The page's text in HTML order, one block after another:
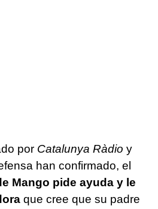
por Catalunya Ràdio y
han confirmado, el
Mango pide ayuda y le
que cree que su padre